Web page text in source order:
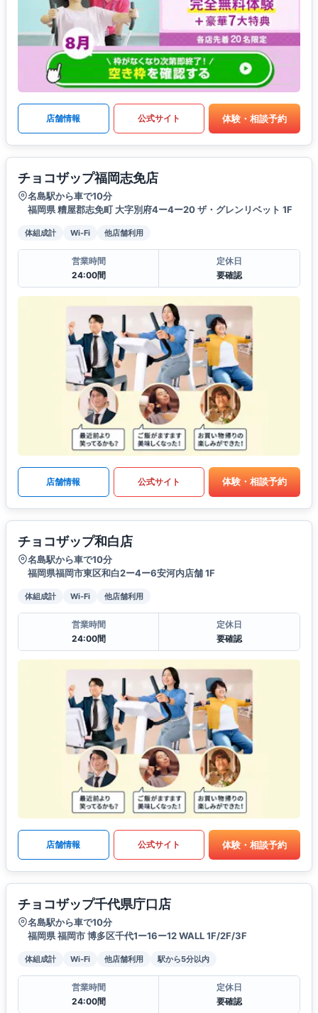
店舗情報 公式サイト 体験・相談予約
チョコザップ福岡志免店
名島駅から車で10分
福岡県 糟屋郡志免町 大字別府4ー4ー20 ザ・グレンリベット 1F
体組成計 Wi-Fi 他店舗利用
営業時間
24:00間
定休日
要確認
店舗情報 公式サイト 体験・相談予約
チョコザップ和白店
名島駅から車で10分
福岡県福岡市東区和白2ー4ー6安河内店舗 1F
体組成計 Wi-Fi 他店舗利用
営業時間
24:00間
定休日
要確認
店舗情報 公式サイト 体験・相談予約
チョコザップ千代県庁口店
名島駅から車で10分
福岡県 福岡市 博多区千代1ー16ー12 WALL 1F/2F/3F
体組成計 Wi-Fi 他店舗利用 駅から5分以内
営業時間
24:00間
定休日
要確認